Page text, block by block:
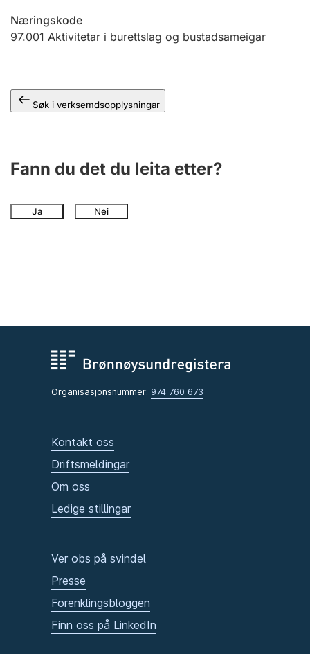
Næringskode
97.001 Aktivitetar i burettslag og bustadsameigar
Søk i verksemdsopplysningar
Fann du det du leita etter?
Ja Nei
Organisasjonsnummer: 974 760 673
Kontakt oss
Driftsmeldingar
Om oss
Ledige stillingar
Ver obs på svindel
Presse
Forenklingsbloggen
Finn oss på LinkedIn